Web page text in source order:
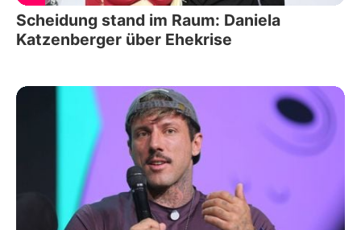
Scheidung stand im Raum: Daniela
Katzenberger über Ehekrise